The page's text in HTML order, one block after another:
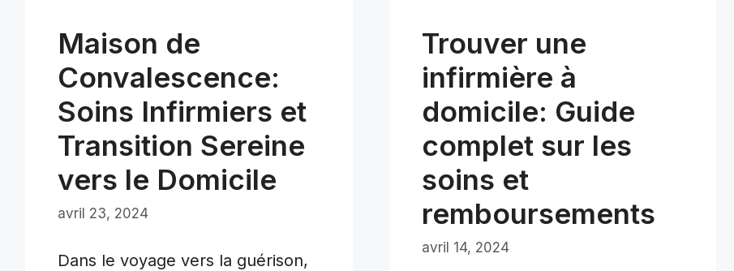
Maison de
Convalescence:
Soins Infirmiers et
Transition Sereine
vers le Domicile
avril 23, 2024
Dans le voyage vers la guérison,
Trouver une
infirmière à
domicile: Guide
complet sur les
soins et
remboursements
avril 14, 2024